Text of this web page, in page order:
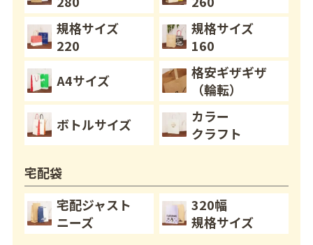
規格サイズ
220
規格サイズ
160
A4サイズ
格安ギザギザ
（輪転）
ボトルサイズ
カラー
クラフト
宅配袋
宅配ジャスト
ニーズ
320幅
規格サイズ